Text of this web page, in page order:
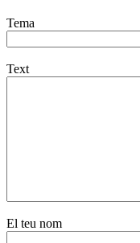
Tema
Text
El teu nom